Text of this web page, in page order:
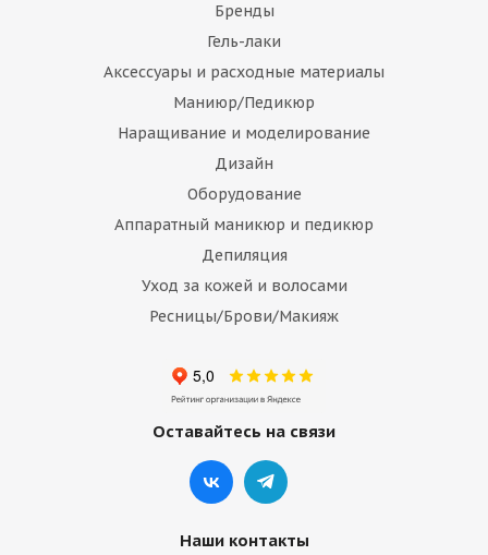
Бренды
Гель-лаки
Аксессуары и расходные материалы
Маниюр/Педикюр
Наращивание и моделирование
Дизайн
Оборудование
Аппаратный маникюр и педикюр
Депиляция
Уход за кожей и волосами
Ресницы/Брови/Макияж
Оставайтесь на связи
Наши контакты